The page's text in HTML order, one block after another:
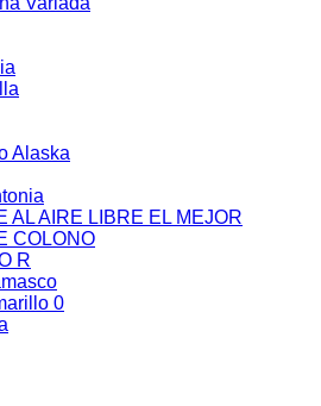
Alaska
AL AIRE LIBRE EL MEJOR
COLONO
R
0